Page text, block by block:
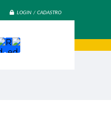
LOGIN / CADASTRO